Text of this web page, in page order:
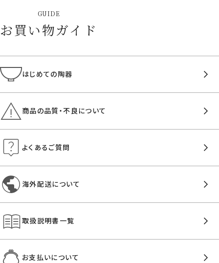
GUIDE
お買い物ガイド
はじめての陶器
商品の品質・不良について
よくあるご質問
海外配送について
取扱説明書一覧
お支払いについて